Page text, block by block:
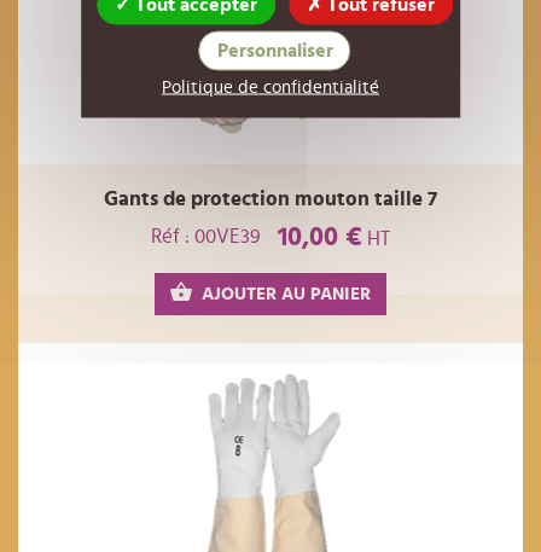
Gants de protection mouton taille 7
Réf : 00VE39
10,00 € HT
AJOUTER AU PANIER
Personnaliser
Politique de confidentialité